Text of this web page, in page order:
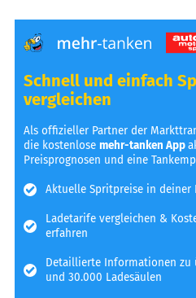
Schnell und einfach
vergleichen
Als offizieller Partner der
die kostenlosemehr-tanken App
Preisprognosen und eine
Aktuelle Spritpreise in deiner
Ladetarife vergleichen &
erfahren
Detaillierte Informationen zu
und 30.000 Ladesäulen